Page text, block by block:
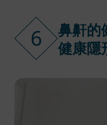
6
鼻鼾的
健康隱